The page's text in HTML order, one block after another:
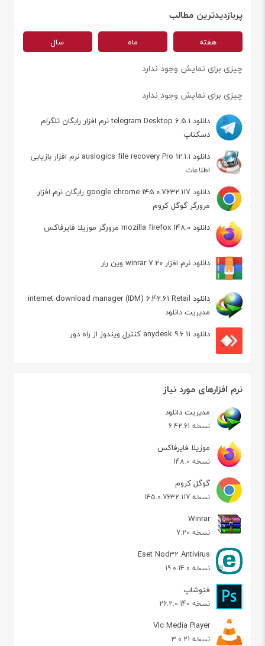
پربازدیدترین مطالب
هفته ماه سال
چیزی برای نمایش وجود ندارد
چیزی برای نمایش وجود ندارد
دانلود telegram Desktop 6.5.1 نرم افزار رایگان تلگرام
دسکتاپ
دانلود auslogics file recovery Pro 12.1.1 نرم افزار بازیابی
اطلاعات
دانلود google chrome 145.0.7632.117 رایگان نرم افزار
مرورگر گوگل کروم
دانلود mozilla firefox 148.0 مرورگر موزیلا فایرفاکس
دانلود نرم افزار winrar 7.20 وین رار
دانلود internet download manager (IDM) 6.42.61 Retail
مدیریت دانلود
دانلود anydesk 9.6.11 کنترل ویندوز از راه دور
نرم افزارهای مورد نیاز
مدیریت دانلود
نسخه 6.42.61
موزیلا فایرفاکس
نسخه 148.0
گوگل کروم
نسخه 145.0.7632.117
Winrar
نسخه 7.20
Eset Nod32 Antivirus
نسخه 19.0.14.0
فتوشاپ
نسخه 26.2.0.140
Vlc Media Player
نسخه 3.0.21